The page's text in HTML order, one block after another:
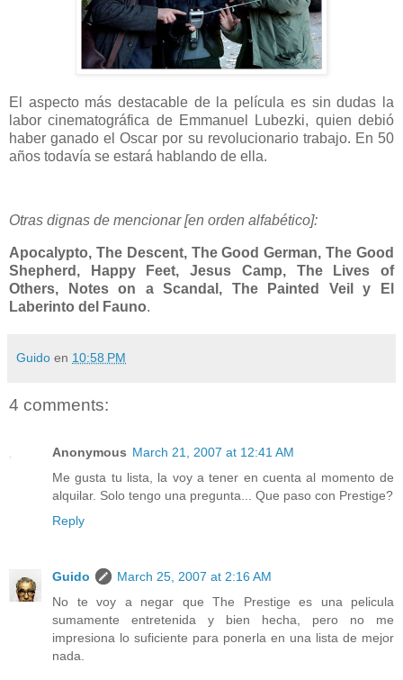
El aspecto más destacable de la película es sin dudas la
labor cinematográfica de Emmanuel Lubezki, quien debió
haber ganado el Oscar por su revolucionario trabajo. En 50
años todavía se estará hablando de ella.
Otras dignas de mencionar [en orden alfabético]:
Apocalypto, The Descent, The Good German,The Good
Shepherd , Happy Feet,Jesus Camp, The Lives of
Others,
Notes on a Scandal , The Painted Veil
y El
Laberinto del Fauno.
Guido en 10:58 PM
4 comments:
Anonymous March 21, 2007 at 12:41 AM
Me gusta tu lista, la voy a tener en cuenta al momento de
alquilar. Solo tengo una pregunta... Que paso con Prestige?
Reply
Guido
March 25, 2007 at 2:16 AM
No te voy a negar que The Prestige es una pelicula
sumamente entretenida y bien hecha, pero no me
impresiona lo suficiente para ponerla en una lista de mejor
nada.